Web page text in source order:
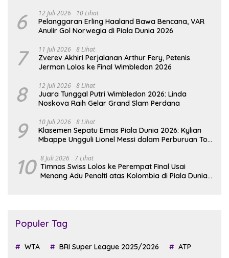
6 12 Juli 2026 10 Lihat
Pelanggaran Erling Haaland Bawa Bencana, VAR
Anulir Gol Norwegia di Piala Dunia 2026
7 11 Juli 2026 8 Lihat
Zverev Akhiri Perjalanan Arthur Fery, Petenis
Jerman Lolos ke Final Wimbledon 2026
8 12 Juli 2026 8 Lihat
Juara Tunggal Putri Wimbledon 2026: Linda
Noskova Raih Gelar Grand Slam Perdana
9 10 Juli 2026 8 Lihat
Klasemen Sepatu Emas Piala Dunia 2026: Kylian
Mbappe Ungguli Lionel Messi dalam Perburuan Top
10 8 Juli 2026 7 Lihat
Timnas Swiss Lolos ke Perempat Final Usai
Menang Adu Penalti atas Kolombia di Piala Dunia
Populer Tag
WTA BRI Super League 2025/2026 ATP